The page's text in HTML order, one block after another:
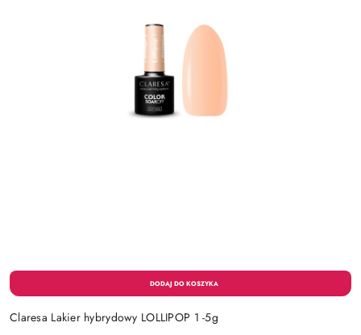
Claresa Lakier hybrydowy LOLLIPOP 1 -5g